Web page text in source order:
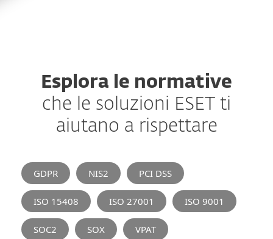
Esplora le normative
che le soluzioni ESET ti
aiutano a rispettare
GDPR NIS2 PCI DSS
ISO 15408 ISO 27001 ISO 9001
SOC2 SOX VPAT